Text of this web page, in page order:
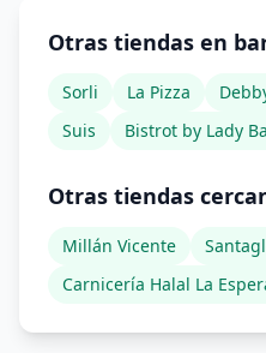
Otras tiendas en
Sorli La Pizza
Suis
Bistrot by Lady
Otras tiendas
Millán Vicente
Carnicería Halal La